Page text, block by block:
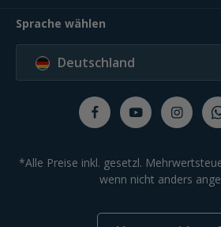
Sprache wählen
Deutschland
*Alle Preise inkl. gesetzl.
wenn nicht anders